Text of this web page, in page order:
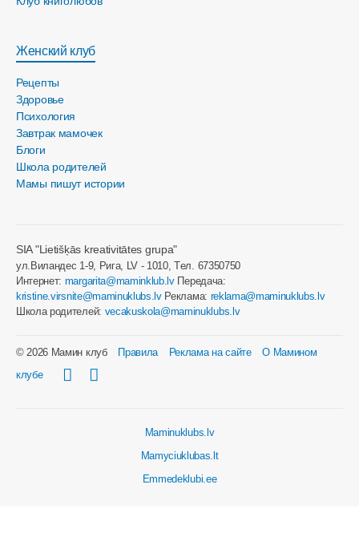
Женский клуб
Рецепты
Здоровье
Психология
Завтрак мамочек
Блоги
Школа родителей
Мамы пишут истории
SIA "Lietišķās kreativitātes grupa"
ул.Виландес 1-9, Рига, LV - 1010, Tел. 67350750
Интернет: margarita@maminklub.lvПередача:
kristine.virsnite@maminuklubs.lvРеклама: reklama@maminuklubs.lv
Школа родителей: vecakuskola@maminuklubs.lv
© 2026 Мамин клуб Правила Реклама на сайте
О Мамином
клубе
Maminuklubs.lv
Mamyciuklubas.lt
Emmedeklubi.ee